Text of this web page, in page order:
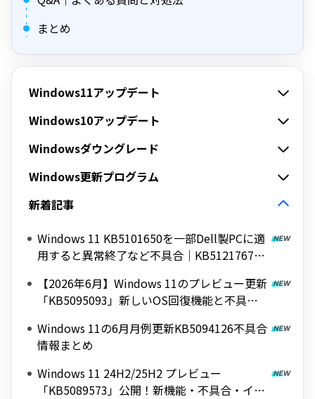
まとめ
Windows11アップデート
Windows10アップデート
Windowsダウングレード
Windows更新プログラム
新着記事
Windows 11 KB5101650を一部Dell製PCに適
用すると異常終了など不具合｜KB5121767で
【2026年6月】Windows 11のプレビュー更新
「KB5095093」新しいOS回復機能と不具合
Windows 11の6月月例更新KB5094126不具合
情報まとめ
Windows 11 24H2/25H2 プレビュー
「KB5089573」公開！新機能・不具合・イン